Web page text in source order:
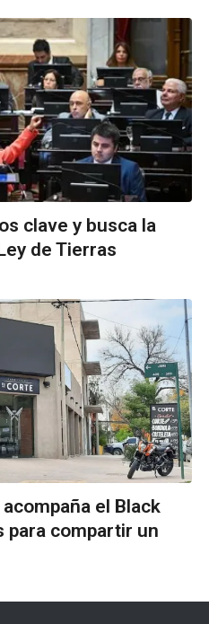
clave y busca la
de Tierras
el Black
para compartir un